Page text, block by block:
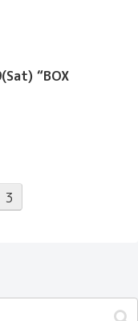
“BOX
3